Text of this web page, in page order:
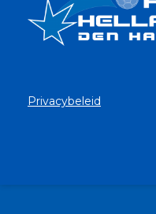
Privacybeleid